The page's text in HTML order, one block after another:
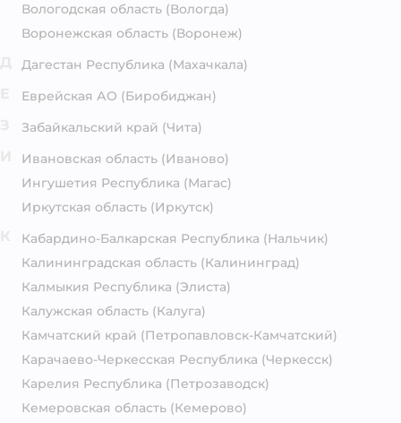
Вологодская область (Вологда)
Воронежская область (Воронеж)
Дагестан Республика (Махачкала)
Еврейская АО (Биробиджан)
Забайкальский край (Чита)
Ивановская область (Иваново)
Ингушетия Республика (Магас)
Иркутская область (Иркутск)
Кабардино-Балкарская Республика (Нальчик)
Калининградская область (Калининград)
Калмыкия Республика (Элиста)
Калужская область (Калуга)
Камчатский край (Петропавловск-Камчатский)
Карачаево-Черкесская Республика (Черкесск)
Карелия Республика (Петрозаводск)
Кемеровская область (Кемерово)